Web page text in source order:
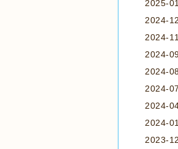
2025-
2024-
2024-
2024-
2024-
2024-
2024-
2024-
2023-